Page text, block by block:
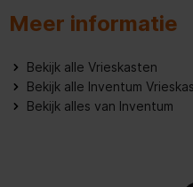
Meer informatie
Bekijk alle Vrieskasten
Bekijk alle Inventum
Bekijk alles van Inventum